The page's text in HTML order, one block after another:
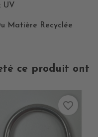
UV
Matière Recyclée
ce produit ont
favorite_border